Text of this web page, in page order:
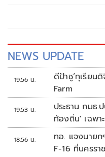
NEWS UPDATE
19:56 น.
ดีป้าชู‘ทุเรียน
Farm
19:53 น.
ประธาน กมธ.
ท้องถิ่น' เฉพา
ล้านบาท
18:56 น.
ทอ. แจงนายก
F-16 ที่นครรา